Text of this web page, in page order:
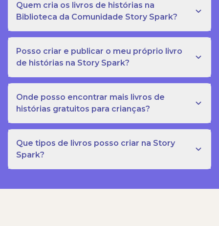
Quem cria os livros de histórias na
Biblioteca da Comunidade Story Spark?
Posso criar e publicar o meu próprio livro
de histórias na Story Spark?
Onde posso encontrar mais livros de
histórias gratuitos para crianças?
Que tipos de livros posso criar na Story
Spark?